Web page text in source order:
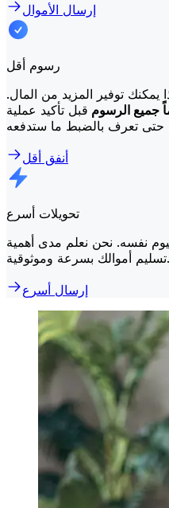
إرسال الأموال
رسوم أقل
توفير المزيد من المال.
جميع الرسوم قبل تأكيد عملية
أنفق أقل
تحويلات أسرع
نفسه. نحن نعلم مدى أهمية
تسليم أموالك بسرعة وموثوقية.
إرسال أسرع